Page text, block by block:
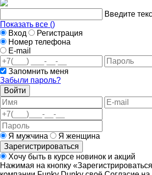
Введите
Показать все ()
Вход
Регистрация
Номер телефона
E-mail
Запомнить меня
Забыли пароль?
Войти
Я мужчина
Я женщина
Зарегистрироваться
Хочу быть в курсе новинок и акций
Нажимая на кнопку